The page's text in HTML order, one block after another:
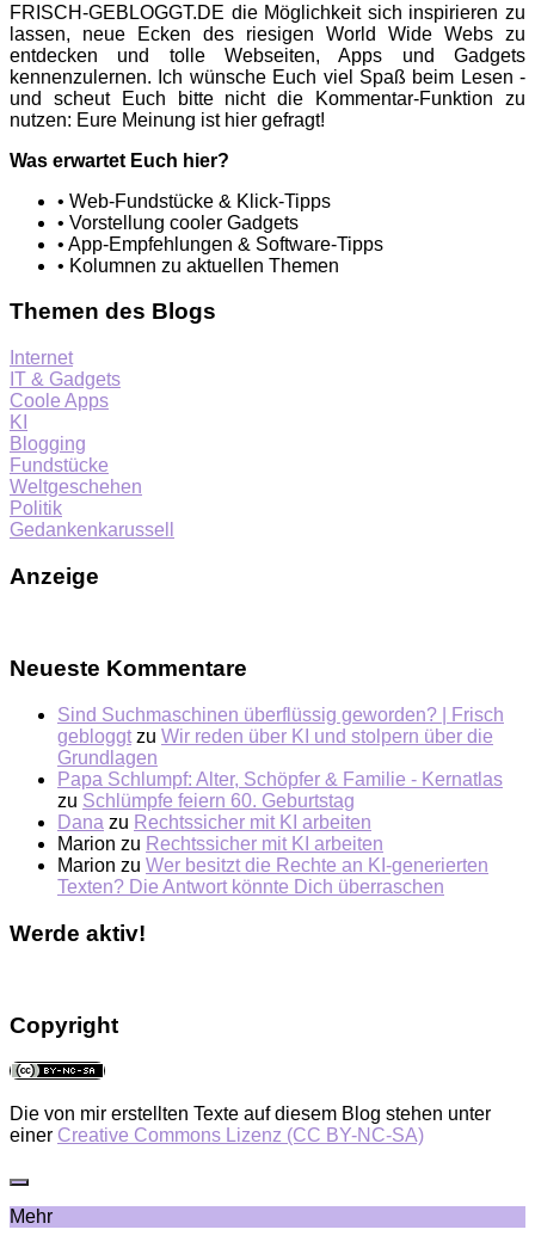
FRISCH-GEBLOGGT.DE die Möglichkeit sich inspirieren zu
lassen, neue Ecken des riesigen World Wide Webs zu
entdecken und tolle Webseiten, Apps und Gadgets
kennenzulernen. Ich wünsche Euch viel Spaß beim Lesen -
und scheut Euch bitte nicht die Kommentar-Funktion zu
nutzen: Eure Meinung ist hier gefragt!
Was erwartet Euch hier?
• Web-Fundstücke & Klick-Tipps
• Vorstellung cooler Gadgets
• App-Empfehlungen & Software-Tipps
• Kolumnen zu aktuellen Themen
Themen des Blogs
Internet
IT & Gadgets
Coole Apps
KI
Blogging
Fundstücke
Weltgeschehen
Politik
Gedankenkarussell
Anzeige
Neueste Kommentare
Sind Suchmaschinen überflüssig geworden? | Frisch
gebloggt zu Wir reden über KI und stolpern über die
Grundlagen
Papa Schlumpf: Alter, Schöpfer & Familie - Kernatlas
zu Schlümpfe feiern 60. Geburtstag
Dana zu Rechtssicher mit KI arbeiten
Marion zu Rechtssicher mit KI arbeiten
Marion zu Wer besitzt die Rechte an KI-generierten
Texten? Die Antwort könnte Dich überraschen
Werde aktiv!
Copyright
Die von mir erstellten Texte auf diesem Blog stehen unter
einer Creative Commons Lizenz (CC BY-NC-SA)
Mehr